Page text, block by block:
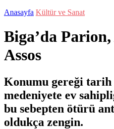
Anasayfa Kültür ve Sanat
Biga’da
Assos
Konumu gereği
medeniyete ev
bu sebepten ötürü
oldukça zengin.